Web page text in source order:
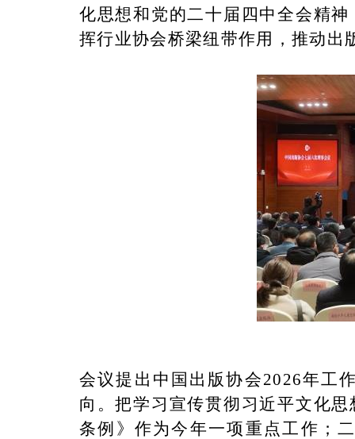
化思想和党的二十届四中全会精
挥行业协会桥梁纽带作用，推动出
会议提出中国出版协会2026年工
向。把学习宣传贯彻习近平文化
条例》作为今年一项重点工作；